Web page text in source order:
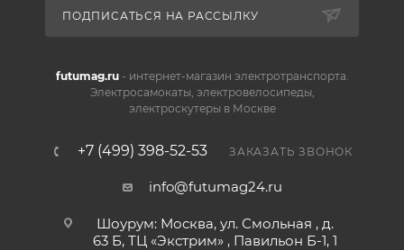
ПОДПИСАТЬСЯ НА РАССЫЛКУ
futumag.ru- интернет-магазин электротранспорта.
Электросамокаты, электровелосипеды,
электроскутеры в Москве
+7 (499) 398-52-53 ЗАКАЗАТЬ ЗВОНОК
info@futumag24.ru
Шоурум: Москва, ул. Смольная , д.
63 Б, ТЦ «Экстрим» , Павильон Б-1, 1